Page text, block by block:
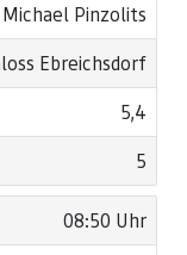
Michael Pinzolits
Ebreichsdorf
5,4
5
08:50 Uhr